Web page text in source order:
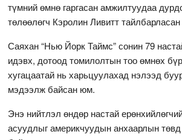
түмний өмнө гаргасан амжилтуудаа
төлөөлөгч Кэролин Ливитт
Саяхан “Нью Йорк Таймс” сонин 79
идэвх, дотоод томилолтын тоо өмнөх
хугацаатай нь харьцуулахад нэлээд
мэдээлж байсан юм.
Энэ нийтлэл өндөр настай
асуудлыг америкчуудын анхаарлын